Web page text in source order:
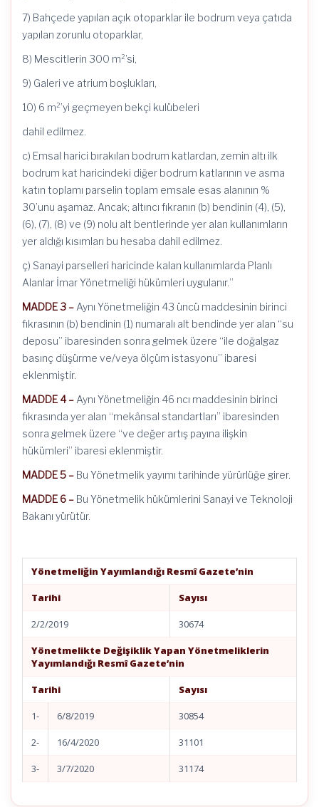
7) Bahçede yapılan açık otoparklar ile bodrum veya çatıda
yapılan zorunlu otoparklar,
8) Mescitlerin 300 m²’si,
9) Galeri ve atrium boşlukları,
10) 6 m²’yi geçmeyen bekçi kulübeleri
dahil edilmez.
c) Emsal harici bırakılan bodrum katlardan, zemin altı ilk
bodrum kat haricindeki diğer bodrum katlarının ve asma
katın toplamı parselin toplam emsale esas alanının %
30’unu aşamaz. Ancak; altıncı fıkranın (b) bendinin (4), (5),
(6), (7), (8) ve (9) nolu alt bentlerinde yer alan kullanımların
yer aldığı kısımları bu hesaba dahil edilmez.
ç) Sanayi parselleri haricinde kalan kullanımlarda Planlı
Alanlar İmar Yönetmeliği hükümleri uygulanır.”
MADDE 3 – Aynı Yönetmeliğin 43 üncü maddesinin birinci
fıkrasının (b) bendinin (1) numaralı alt bendinde yer alan “su
deposu” ibaresinden sonra gelmek üzere “ile doğalgaz
basınç düşürme ve/veya ölçüm istasyonu” ibaresi
eklenmiştir.
MADDE 4 – Aynı Yönetmeliğin 46 ncı maddesinin birinci
fıkrasında yer alan “mekânsal standartları” ibaresinden
sonra gelmek üzere “ve değer artış payına ilişkin
hükümleri” ibaresi eklenmiştir.
MADDE 5 – Bu Yönetmelik yayımı tarihinde yürürlüğe girer.
MADDE 6 – Bu Yönetmelik hükümlerini Sanayi ve Teknoloji
Bakanı yürütür.
Yönetmeliğin Yayımlandığı Resmî Gazete’nin
Tarihi Sayısı
2/2/2019 30674
Yönetmelikte Değişiklik Yapan Yönetmeliklerin
Yayımlandığı Resmî Gazete’nin
Tarihi Sayısı
1- 6/8/2019 30854
2- 16/4/2020 31101
3- 3/7/2020 31174